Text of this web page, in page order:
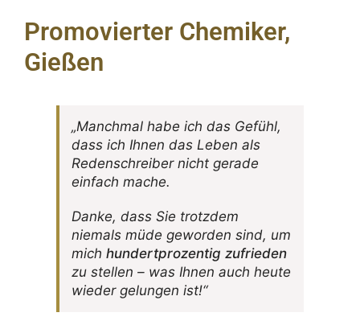
Promovierter Chemiker,
Gießen
„Manchmal habe ich das Gefühl,
dass ich Ihnen das Leben als
Reden­schreiber nicht gerade
einfach mache.
Danke, dass Sie trotzdem
niemals müde geworden sind, um
mich hundert­pro­zentig zufrieden
zu stellen – was Ihnen auch heute
wieder gelungen ist!“